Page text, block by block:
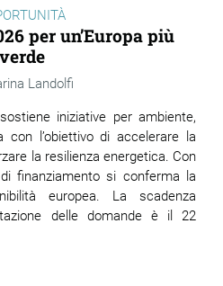
per un’Europa più
verde
Landolfi
iniziative per ambiente,
l’obiettivo di accelerare la
la resilienza energetica. Con
finanziamento si conferma la
europea. La scadenza
delle domande è il 22